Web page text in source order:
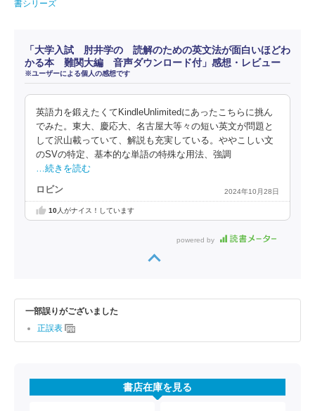
書シリーズ
「大学入試 肘井学の 読解のための英文法が面白いほどわ
かる本 難関大編 音声ダウンロード付」感想・レビュー
※ユーザーによる個人の感想です
英語力を鍛えたくてKindleUnlimitedにあったこちらに挑ん
でみた。東大、慶応大、名古屋大等々の短い英文が問題と
して沢山載っていて、解説も充実している。ややこしい文
のSVの特定、基本的な単語の特殊な用法、強調
…続きを読む
ロビン 2024年10月28日
10人がナイス！しています
powered by
一部誤りがございました
正誤表
書店在庫を見る